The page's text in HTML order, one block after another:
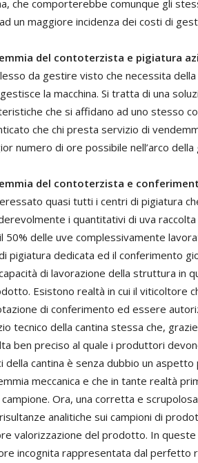
che comporterebbe comunque gli
un maggiore incidenza dei costi di
del contoterzista e pigiatura
da gestire visto che necessita
la macchina. Si tratta di una
che si affidano ad uno stesso
che chi presta servizio di
numero di ore possibile nell’arco della
del contoterzista e
quasi tutti i centri di pigiatura
i quantitativi di uva
50% delle uve complessivamente
pigiatura dedicata ed il conferimento
di lavorazione della struttura in
Esistono realtà in cui il viticoltore
di conferimento ed essere
tecnico della cantina stessa che,
ben preciso al quale i produttori
della cantina è senza dubbio un
meccanica e che in tante realtà
campione. Ora, una corretta e
analitiche sui campioni di
valorizzazione del prodotto. In
incognita rappresentata dal perfetto